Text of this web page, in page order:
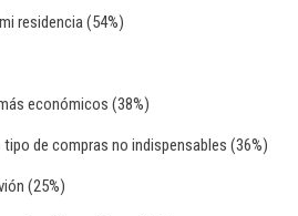
residencia (54%)
económicos (38%)
de compras no indispensables (36%)
(25%)